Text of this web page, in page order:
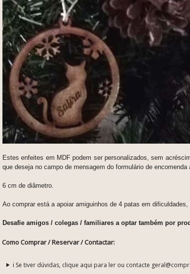
Estes enfeites em MDF podem ser personalizados, sem
que deseja no campo de mensagem do formulário de encomenda
6 cm de diâmetro.
Ao comprar está a apoiar amiguinhos de 4 patas em
Desafie amigos / colegas / familiares a optar também por
Como Comprar / Reservar / Contactar:
ℹ️ Se tiver dúvidas, clique aqui para ler ou contacte